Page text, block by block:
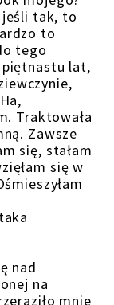
jeśli tak, to
to
tego
piętnastu lat,
Traktowała
Zawsze
się, stałam
się w
nad
na
mnie